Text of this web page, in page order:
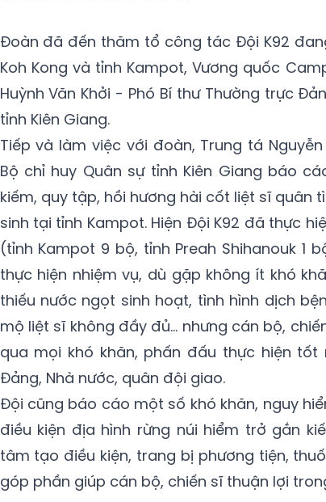
Đoàn đã đến thăm tổ công tác Đội K92
Koh Kong và tỉnh Kampot, Vương quốc
Huỳnh Văn Khởi - Phó Bí thư Thường trực
tỉnh Kiên Giang.
Tiếp và làm việc với đoàn, Trung tá
Bộ chỉ huy Quân sự tỉnh Kiên Giang báo
kiếm, quy tập, hồi hương hài cốt liệt sĩ quân
sinh tại tỉnh Kampot. Hiện Đội K92 đã thực
(tỉnh Kampot 9 bộ, tỉnh Preah Shihanouk 1
thực hiện nhiệm vụ, dù gặp không ít khó
thiếu nước ngọt sinh hoạt, tình hình dịch
mộ liệt sĩ không đầy đủ… nhưng cán bộ,
qua mọi khó khăn, phấn đấu thực hiện
Đảng, Nhà nước, quân đội giao.
Đội cũng báo cáo một số khó khăn, nguy
điều kiện địa hình rừng núi hiểm trở gắn
tâm tạo điều kiện, trang bị phương tiện,
góp phần giúp cán bộ, chiến sĩ thuận lợi